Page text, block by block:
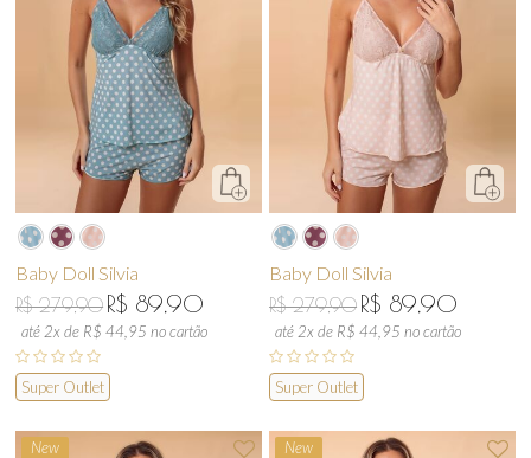
Baby Doll Silvia
R$ 279,90 R$ 89,90
até 2x de R$ 44,95 no cartão
Super Outlet
Baby Doll Silvia
R$ 279,90 R$ 89,90
até 2x de R$ 44,95 no cartão
Super Outlet
New New